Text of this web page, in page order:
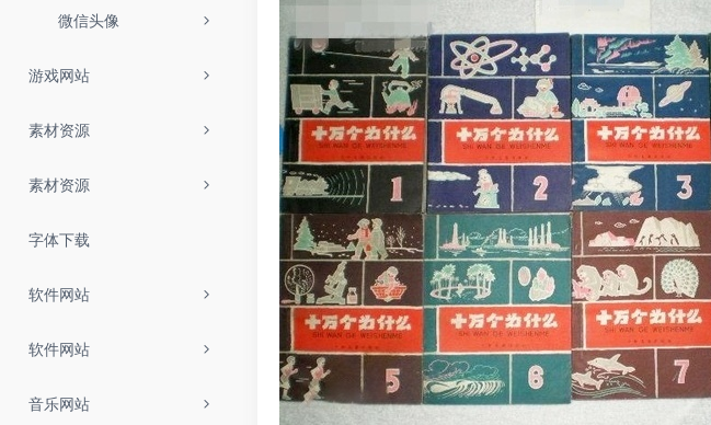
微信头像
游戏网站
素材资源
素材资源
字体下载
软件网站
软件网站
音乐网站